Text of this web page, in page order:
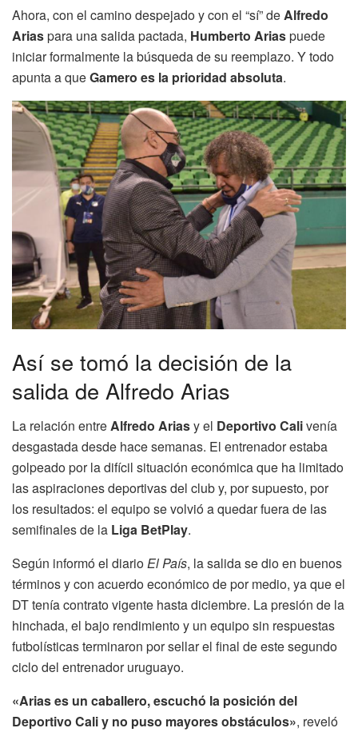
Ahora, con el camino despejado y con el “sí” deAlfredo
Ariaspara una salida pactada, Humberto Ariaspuede
iniciar formalmente la búsqueda de su reemplazo. Y todo
apunta a queGamero es la prioridad absoluta.
Así se tomó la decisión de la
salida de Alfredo Arias
La relación entreAlfredo Ariasy el Deportivo Calivenía
desgastada desde hace semanas. El entrenador estaba
golpeado por la difícil situación económica que ha limitado
las aspiraciones deportivas del club y, por supuesto, por
los resultados: el equipo se volvió a quedar fuera de las
semifinales de la Liga BetPlay.
Según informó el diarioEl País, la salida se dio en buenos
términos y con acuerdo económico de por medio, ya que el
DT tenía contrato vigente hasta diciembre. La presión de la
hinchada, el bajo rendimiento y un equipo sin respuestas
futbolísticas terminaron por sellar el final de este segundo
ciclo del entrenador uruguayo.
«Arias es un caballero, escuchó la posición del
Deportivo Cali y no puso mayores obstáculos», reveló